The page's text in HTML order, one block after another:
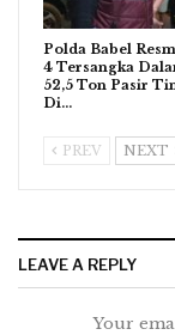
Polda Babel
4 Tersangka
52,5 Ton Pasir
Di…
PREV NEXT
LEAVE A REPLY
Your